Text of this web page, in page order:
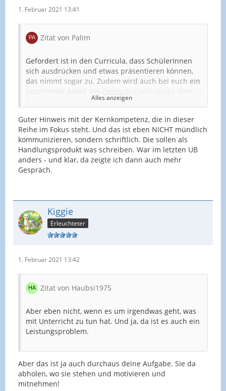
1. Februar 2021 13:41
Zitat von Palim
Gefordert ist in den Curricula, dass SchülerInnen
sich ausdrücken und etwas präsentieren können,
das nimmt sogar zu. Zudem wird auch bei euch ein
Bereich Sprechen und Zuhören zugeordnet sein.
Die Vorgabe eines Unterrichtsgespräches oder
einer Moderation als Lehrkraft fordert also zum
einen den methodisichen Schwerpunkt, zum
anderen aber auch den inhaltsbezogenen
Schwerpunkt. Beides sieht man nicht, wenn es
beim Stationenlernen bleibt.
insgesamt anders strukturiert oder eine
Einzelstunde herauslöst, sodass man im UB das
Vorgegebene darstellen kann.
dass du eine Methode wählen sollst, die einen
bringt.
Du hast noch mehrere Unterrichtsstunden bis zum
gestalten, dass das möglich ist ... oder du zeigst im
UB, dass es dir nicht möglich ist und musst mit der
Konsequenz der Bewertung leben.
Alles anzeigen
Guter Hinweis mit der Kernkompetenz, die in dieser
Reihe im Fokus steht. Und das ist eben NICHT mündlich
kommunizieren, sondern schriftlich. Die sollen als
Handlungsprodukt was schreiben. War im letzten UB
anders - und klar, da zeigte ich dann auch mehr
Gespräch.
Kiggie
Erleuchteter
1. Februar 2021 13:42
Zitat von Haubsi1975
Aber eben nicht, wenn es um irgendwas geht, was
mit Unterricht zu tun hat. Und ja, da ist es auch ein
Leistungsproblem.
Aber das ist ja auch durchaus deine Aufgabe. Sie da
abholen, wo sie stehen und motivieren und
mitnehmen!